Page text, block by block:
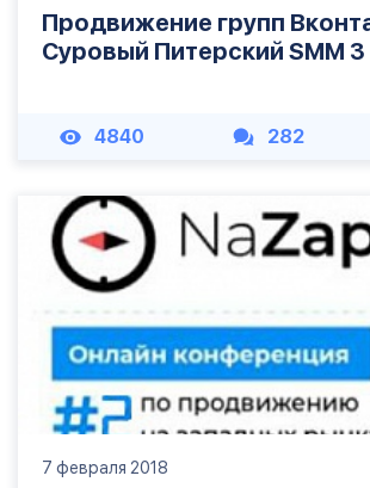
Продвижение групп
Суровый Питерский SMM 3
4840 282
7 февраля 2018